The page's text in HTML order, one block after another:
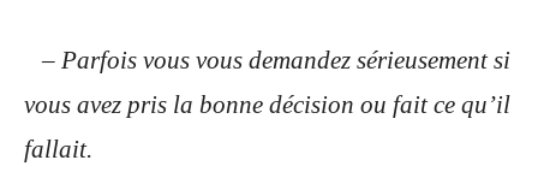
– Parfois vous vous demandez sérieusement si
vous avez pris la bonne décision ou fait ce qu’il
fallait.